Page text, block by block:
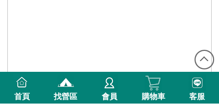
首頁 找營區 會員 購物車 客服